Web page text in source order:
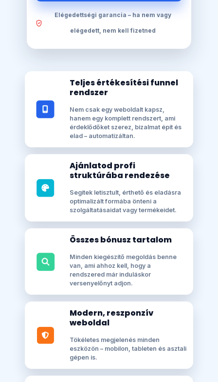
Elégedettségi garancia – ha nem vagy
elégedett, nem kell fizetned
Teljes értékesítési funnel
rendszer
Nem csak egy weboldalt kapsz,
hanem egy komplett rendszert, ami
érdeklődőket szerez, bizalmat épít és
elad – automatizáltan.
Ajánlatod profi
struktúrába rendezése
Segítek letisztult, érthető és eladásra
optimalizált formába önteni a
szolgáltatásaidat vagy termékeidet.
Összes bónusz tartalom
Minden kiegészítő megoldás benne
van, ami ahhoz kell, hogy a
rendszered már induláskor
versenyelőnyt adjon.
Modern, reszponzív
weboldal
Tökéletes megjelenés minden
eszközön – mobilon, tableten és asztali
gépen is.